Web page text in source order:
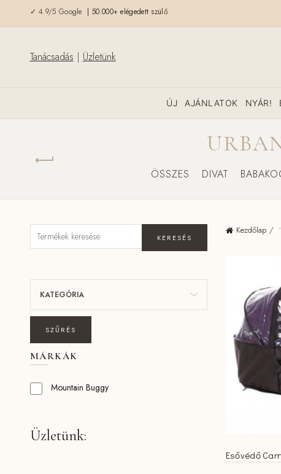
✓ 4.9/5 Google | 50.000+ elégedett szülő
Tanácsadás | Üzletünk
ÚJ AJÁNLATOK NYÁR!
ÖSSZES DIVAT
Kezdőlap
Esővédő
KERESÉS
KATEGÓRIA
SZŰRÉS
MÁRKÁK
Mountain Buggy
Üzletünk: